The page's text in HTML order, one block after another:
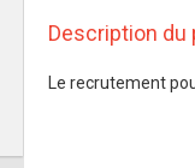
Description du
Le recrutement